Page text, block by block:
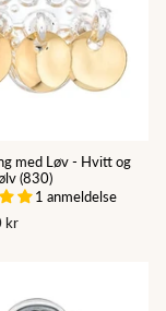
med Løv - Hvitt og
(830)
1 anmeldelse
kr